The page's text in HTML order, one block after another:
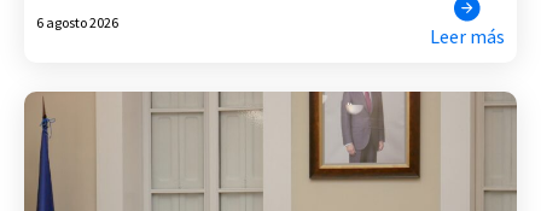
6 agosto 2026
Leer más